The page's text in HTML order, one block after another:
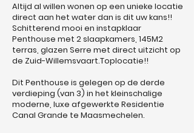
Altijd al willen wonen op een unieke locatie
direct aan het water dan is dit uw kans!!
Schitterend mooi en instapklaar
Penthouse met 2 slaapkamers, 145M2
terras, glazen Serre met direct uitzicht op
de Zuid-Willemsvaart.Toplocatie!!
Dit Penthouse is gelegen op de derde
verdieping (van 3) in het kleinschalige
moderne, luxe afgewerkte Residentie
Canal Grande te Maasmechelen.